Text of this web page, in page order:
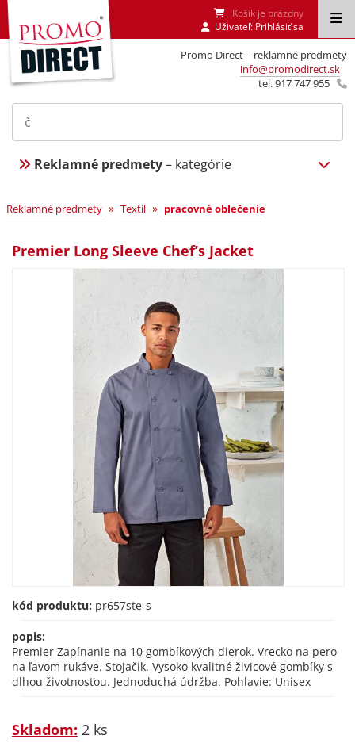
Promo Direct – reklamné predmety
info@promodirect.sk
tel. 917 747 955
Košík je prázdny
Uživateľ: Prihlásiť sa
Reklamné predmety– kategórie
Reklamné predmety » Textil » pracovné oblečenie
Premier Long Sleeve Chef’s Jacket
kód produktu: pr657ste-s
popis:
Premier Zapínanie na 10 gombíkových dierok. Vrecko na pero
na ľavom rukáve. Stojačik. Vysoko kvalitné živicové gombíky s
dlhou životnosťou. Jednoduchá údržba. Pohlavie: Unisex
Skladom: 2 ks